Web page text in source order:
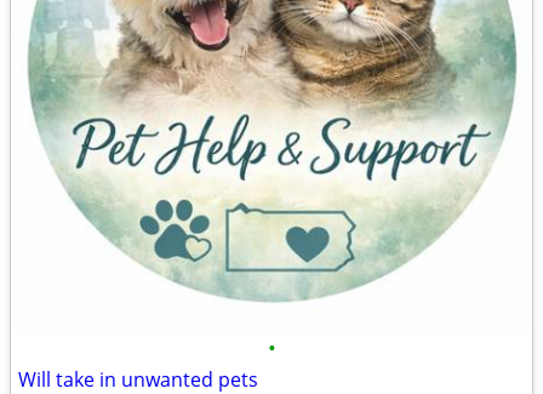
•
Will take in unwanted pets